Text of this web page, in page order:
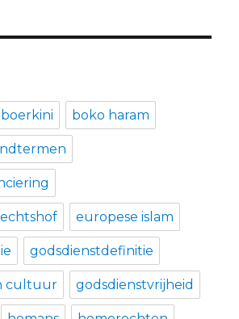
boerkini boko haram
europese islam
godsdienstdefinitie
cultuur godsdienstvrijheid